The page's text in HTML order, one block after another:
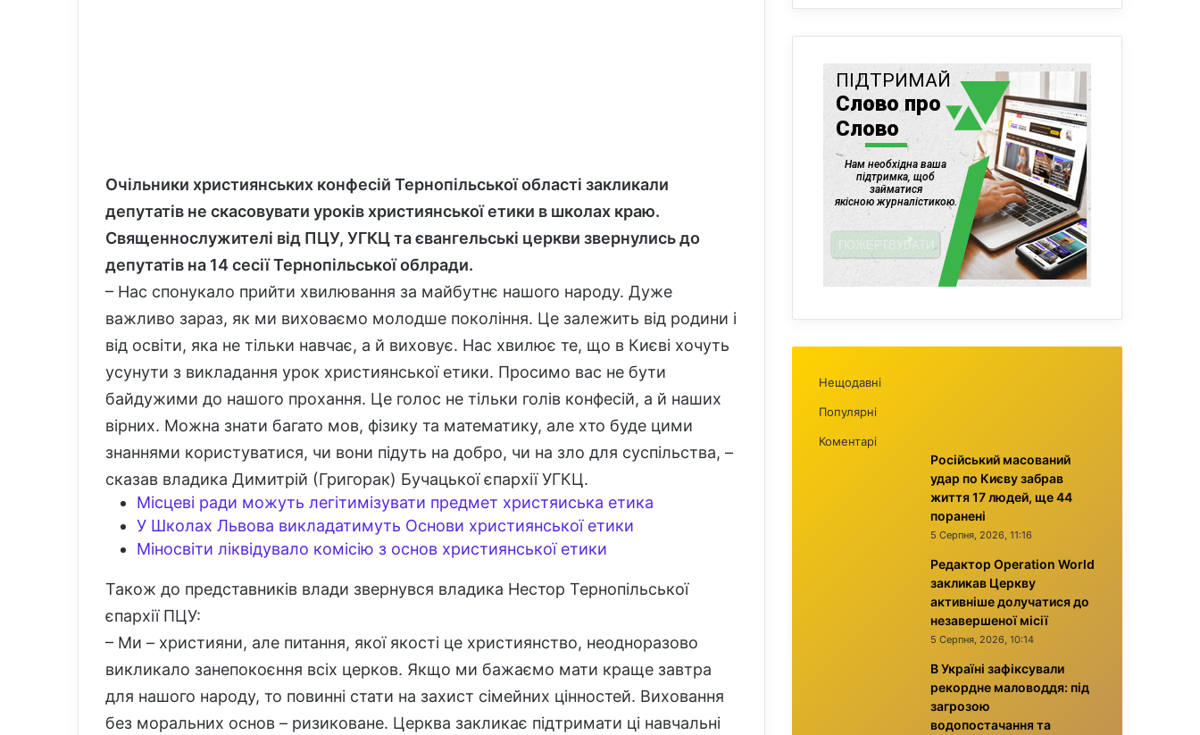
Очільники християнських конфесій Тернопільської області закликали
депутатів не скасовувати уроків християнської етики в школах краю.
Священнослужителі від ПЦУ, УГКЦ та євангельські церкви звернулись до
депутатів на 14 сесії Тернопільської облради.
– Нас спонукало прийти хвилювання за майбутнє нашого народу. Дуже
важливо зараз, як ми виховаємо молодше покоління. Це залежить від родини і
від освіти, яка не тільки навчає, а й виховує. Нас хвилює те, що в Києві хочуть
усунути з викладання урок християнської етики. Просимо вас не бути
байдужими до нашого прохання. Це голос не тільки голів конфесій, а й наших
вірних. Можна знати багато мов, фізику та математику, але хто буде цими
знаннями користуватися, чи вони підуть на добро, чи на зло для суспільства, –
сказав владика Димитрій (Григорак) Бучацької єпархії УГКЦ.
Місцеві ради можуть легітимізувати предмет христяиська етика
У Школах Львова викладатимуть Основи християнської етики
Міносвіти ліквідувало комісію з основ християнської етики
Також до представників влади звернувся владика Нестор Тернопільської
єпархії ПЦУ:
– Ми – християни, але питання, якої якості це християнство, неодноразово
викликало занепокоєння всіх церков. Якщо ми бажаємо мати краще завтра
для нашого народу, то повинні стати на захист сімейних цінностей. Виховання
без моральних основ – ризиковане. Церква закликає підтримати ці навчальні
Нещодавні
Популярні
Коментарі
Російський масований
удар по Києву забрав
життя 17 людей, ще 44
поранені
5 Серпня, 2026, 11:16
Редактор Operation World
закликав Церкву
активніше долучатися до
незавершеної місії
5 Серпня, 2026, 10:14
В Україні зафіксували
рекордне маловоддя: під
загрозою
водопостачання та